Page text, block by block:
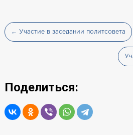
← Участие в заседании политсовета
Поделиться: